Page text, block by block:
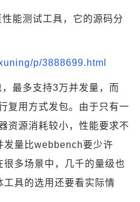
能测试工具，它的源码分
p/3888699.html
最多支持3万并发量，而
复用方式发包。由于只有一
资源消耗较小，性能要求不
发量比webbench要少许
多场景中，几千的量级也
工具的选用还要看实际情